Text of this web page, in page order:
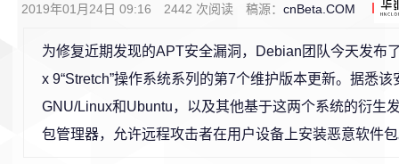
2019年01月24日 09:16 2442 次阅读 稿源： cnBeta.COM 0
为修复近期发现的APT安全漏洞，Debian团队今天发布
x 9“Stretch”操作系统系列的第7个维护版本更新。据悉
GNU/Linux和Ubuntu，以及其他基于这两个系统的衍生
包管理器，允许远程攻击者在用户设备上安装恶意软件